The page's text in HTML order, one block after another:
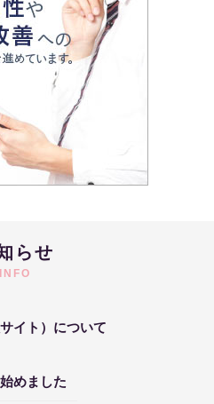
らせ
INFO
イト）について
めました